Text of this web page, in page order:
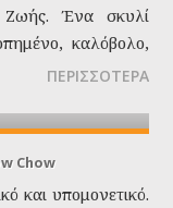
Ένα σκυλί
καλόβολο,
επιθετικότητας ή
ΠΕΡΙΣΣΟΤΕΡΑ
Chow
και υπομονετικό.